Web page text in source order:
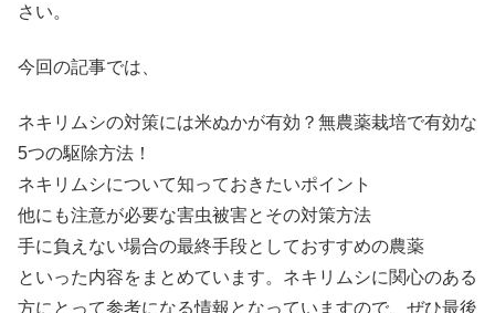
さい。
今回の記事では、
ネキリムシの対策には米ぬかが有効？無農薬栽培で有効な
5つの駆除方法！
ネキリムシについて知っておきたいポイント
他にも注意が必要な害虫被害とその対策方法
手に負えない場合の最終手段としておすすめの農薬
といった内容をまとめています。ネキリムシに関心のある
方にとって参考になる情報となっていますので、ぜひ最後